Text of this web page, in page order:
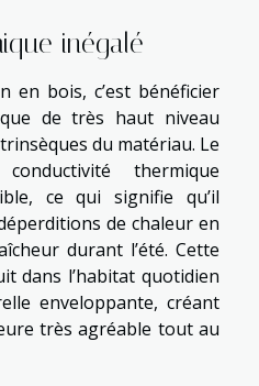
inégalé
en bois, c’est bénéficier
de très haut niveau
du matériau. Le
thermique
ce qui signifie qu’il
de chaleur en
durant l’été. Cette
dans l’habitat quotidien
enveloppante, créant
très agréable tout au